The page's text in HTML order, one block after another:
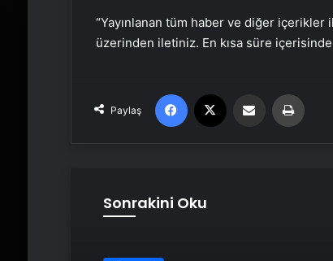
“Yayınlanan tüm haber ve diğer
üzerinden iletiniz. En kısa süre
Paylaş
Facebook Email'den paylaş
Sonrakini Oku